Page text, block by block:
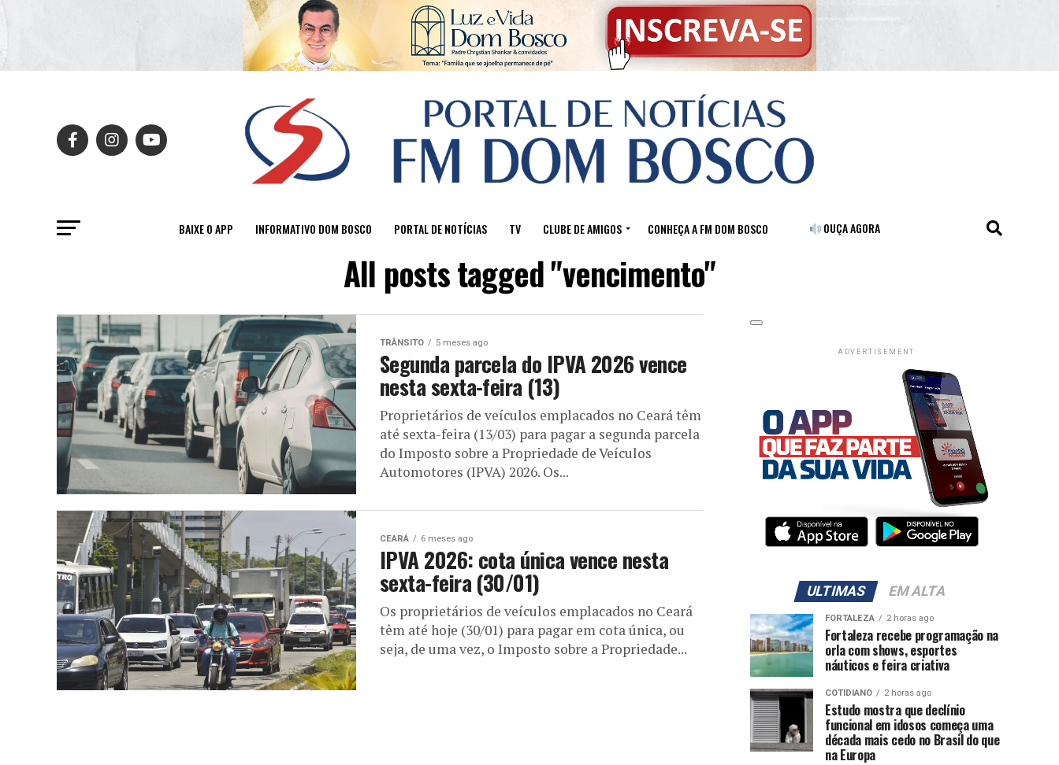
BAIXE O APP INFORMATIVO DOM BOSCO PORTAL DE NOTÍCIAS TV CLUBE DE AMIGOS CONHEÇA A FM DOM BOSCO OUÇA AGORA
All posts tagged "vencimento"
TRÂNSITO 5 meses ago
Segunda parcela do IPVA 2026 vence
nesta sexta-feira (13)
Proprietários de veículos emplacados no Ceará têm
até sexta-feira (13/03) para pagar a segunda parcela
do Imposto sobre a Propriedade de Veículos
Automotores (IPVA) 2026. Os...
CEARÁ 6 meses ago
IPVA 2026: cota única vence nesta
sexta-feira (30/01)
Os proprietários de veículos emplacados no Ceará
têm até hoje (30/01) para pagar em cota única, ou
seja, de uma vez, o Imposto sobre a Propriedade...
ADVERTISEMENT
ULTIMAS EM ALTA
FORTALEZA 2 horas ago
Fortaleza recebe programação na
orla com shows, esportes
náuticos e feira criativa
COTIDIANO 2 horas ago
Estudo mostra que declínio
funcional em idosos começa uma
década mais cedo no Brasil do que
na Europa